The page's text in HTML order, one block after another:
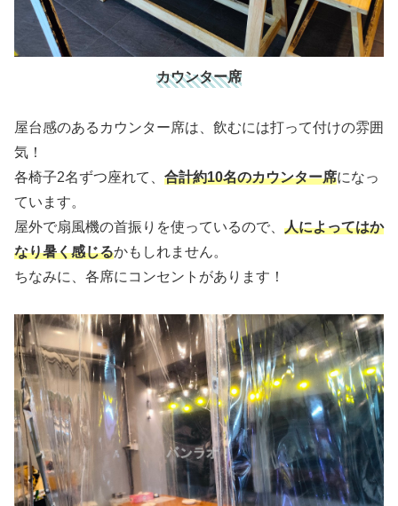
カウンター席
屋台感のあるカウンター席は、飲むには打って付けの雰囲
気！
各椅子2名ずつ座れて、 合計約10名のカウンター席になっ
ています。
屋外で扇風機の首振りを使っているので、 人によってはか
なり暑く感じるかもしれません。
ちなみに、各席にコンセントがあります！